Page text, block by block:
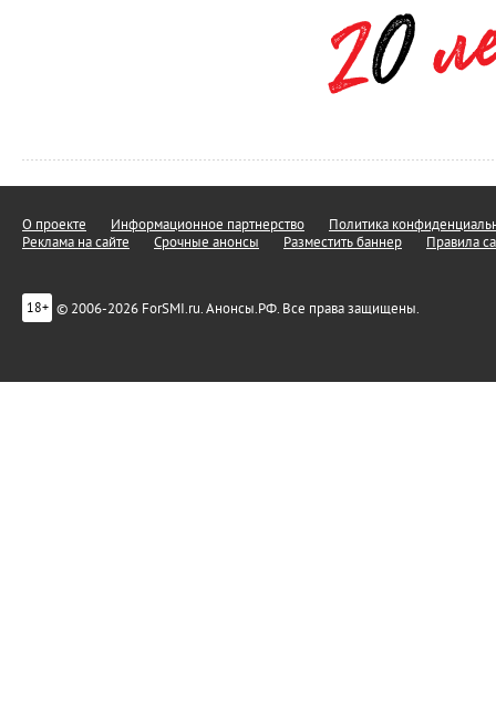
О проекте Информационное партнерство
Политика
Реклама на сайте
Срочные анонсы Разместить баннер Правила
18+ © 2006-2026 ForSMI.ru. Анонсы.РФ. Все права защищены.